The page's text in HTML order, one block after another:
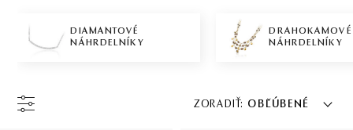
DIAMANTOVÉ
NÁHRDELNÍKY
DRAHOKAMOVÉ
NÁHRDELNÍKY
ZORADIŤ: OBĽÚBENÉ